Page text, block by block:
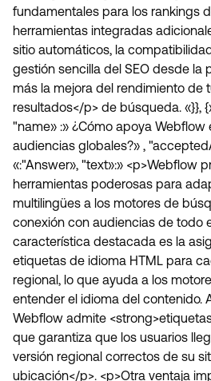
fundamentales para los rankings
herramientas integradas
sitio automáticos, la
gestión sencilla del SEO desde la
más la mejora del rendimiento de
resultados</p> de búsqueda. «}},
"name» :» ¿Cómo apoya Webflow
audiencias globales?» ,
«:"Answer», "text»:» <p>Webflow
herramientas poderosas para
multilingües a los motores de
conexión con audiencias de todo
característica destacada es la
etiquetas de idioma HTML para
regional, lo que ayuda a los
entender el idioma del contenido.
Webflow admite
que garantiza que los usuarios
versión regional correctos de su
ubicación</p>. <p>Otra ventaja